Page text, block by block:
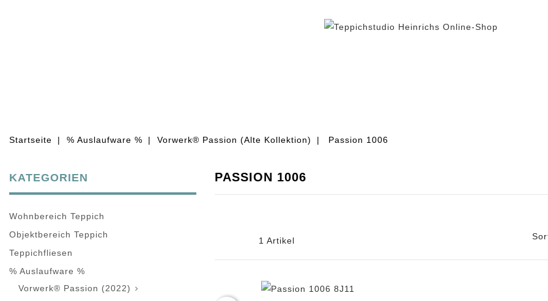
Startseite % Auslaufware % Vorwerk® Passion (Alte Kollektion) Passion 1006
KATEGORIEN
Wohnbereich Teppich
Objektbereich Teppich
Teppichfliesen
% Auslaufware %
Vorwerk® Passion (2022)

PASSION 1006
1 Artikel